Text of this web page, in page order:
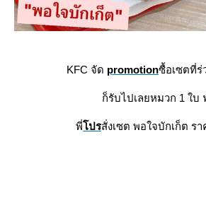
KFC จัด promotionซื้อเซตที่ร่
ก็รับไปเลยหมวก 1 ใบ
พี่ปรสั่งเซต พอใจบักเก็ต รา